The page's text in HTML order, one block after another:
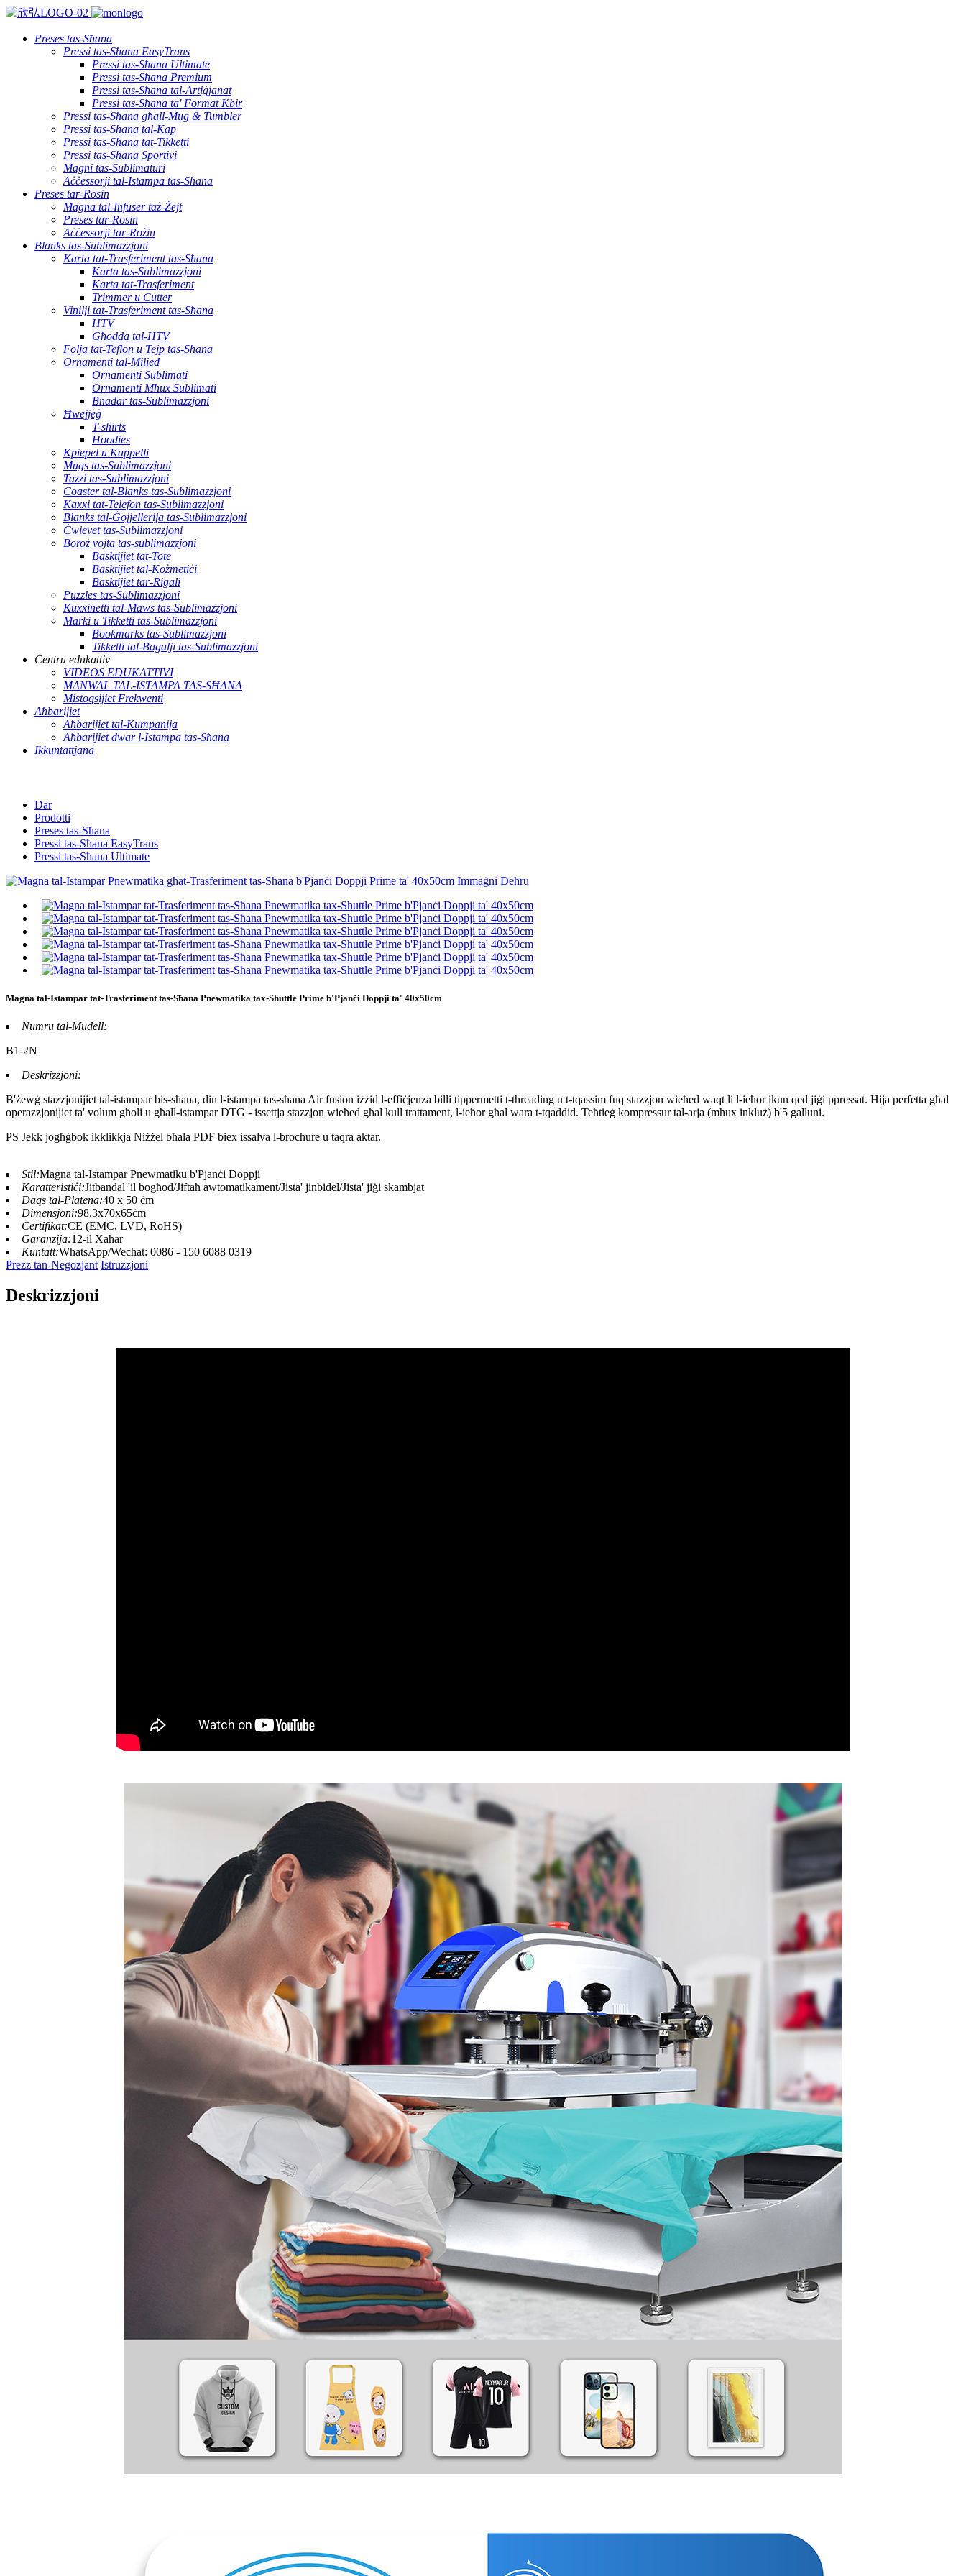
Preses tas-Sħana
Pressi tas-Sħana EasyTrans
Pressi tas-Sħana Ultimate
Pressi tas-Sħana Premium
Pressi tas-Sħana tal-Artiġjanat
Pressi tas-Sħana ta' Format Kbir
Pressi tas-Sħana għall-Mug & Tumbler
Pressi tas-Sħana tal-Kap
Pressi tas-Sħana tat-Tikketti
Pressi tas-Sħana Sportivi
Magni tas-Sublimaturi
Aċċessorji tal-Istampa tas-Sħana
Preses tar-Rosin
Magna tal-Infuser taż-Żejt
Preses tar-Rosin
Aċċessorji tar-Rożin
Blanks tas-Sublimazzjoni
Karta tat-Trasferiment tas-Sħana
Karta tas-Sublimazzjoni
Karta tat-Trasferiment
Trimmer u Cutter
Vinilji tat-Trasferiment tas-Sħana
HTV
Għodda tal-HTV
Folja tat-Teflon u Tejp tas-Sħana
Ornamenti tal-Milied
Ornamenti Sublimati
Ornamenti Mhux Sublimati
Bnadar tas-Sublimazzjoni
Ħwejjeġ
T-shirts
Hoodies
Kpiepel u Kappelli
Mugs tas-Sublimazzjoni
Tazzi tas-Sublimazzjoni
Coaster tal-Blanks tas-Sublimazzjoni
Kaxxi tat-Telefon tas-Sublimazzjoni
Blanks tal-Ġojjellerija tas-Sublimazzjoni
Ċwievet tas-Sublimazzjoni
Boroż vojta tas-sublimazzjoni
Basktijiet tat-Tote
Basktijiet tal-Kożmetiċi
Basktijiet tar-Rigali
Puzzles tas-Sublimazzjoni
Kuxxinetti tal-Maws tas-Sublimazzjoni
Marki u Tikketti tas-Sublimazzjoni
Bookmarks tas-Sublimazzjoni
Tikketti tal-Bagalji tas-Sublimazzjoni
Ċentru edukattiv
VIDEOS EDUKATTIVI
MANWAL TAL-ISTAMPA TAS-SĦANA
Mistoqsijiet Frekwenti
Aħbarijiet
Aħbarijiet tal-Kumpanija
Aħbarijiet dwar l-Istampa tas-Sħana
Ikkuntattjana
Dar
Prodotti
Preses tas-Sħana
Pressi tas-Sħana EasyTrans
Pressi tas-Sħana Ultimate
Magna tal-Istampar tat-Trasferiment tas-Sħana Pnewmatika tax-Shuttle Prime b'Pjanċi Doppji ta' 40x50cm
Numru tal-Mudell:
B1-2N
Deskrizzjoni:
B'żewġ stazzjonijiet tal-istampar bis-sħana, din l-istampa tas-sħana Air fusion iżżid l-effiċjenza billi tippermetti t-threading u t-tqassim fuq stazzjon wieħed waqt li l-ieħor ikun qed jiġi ppressat. Hija perfetta għal
operazzjonijiet ta' volum għoli u għall-istampar DTG - issettja stazzjon wieħed għal kull trattament, l-ieħor għal wara t-tqaddid. Teħtieġ kompressur tal-arja (mhux inkluż) b'5 galluni.
PS Jekk jogħġbok ikklikkja Niżżel bħala PDF biex issalva l-brochure u taqra aktar.
Stil:Magna tal-Istampar Pnewmatiku b'Pjanċi Doppji
Karatteristiċi:Jitbandal 'il bogħod/Jiftaħ awtomatikament/Jista' jinbidel/Jista' jiġi skambjat
Daqs tal-Platena:40 x 50 ċm
Dimensjoni:98.3x70x65ċm
Ċertifikat:CE (EMC, LVD, RoHS)
Garanzija:12-il Xahar
Kuntatt:WhatsApp/Wechat: 0086 - 150 6088 0319
Prezz tan-Negozjant Istruzzjoni
Deskrizzjoni